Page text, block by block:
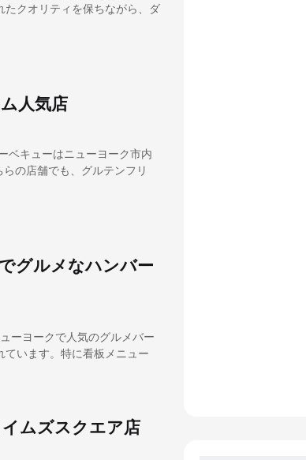
たクオリティを保ちながら、ダ
人気店
ベキューはニューヨーク市内
の店舗でも、グルテンフリ
グルメなハンバー
ーヨークで人気のグルメバー
います。特に看板メニュー
ムズスクエア店